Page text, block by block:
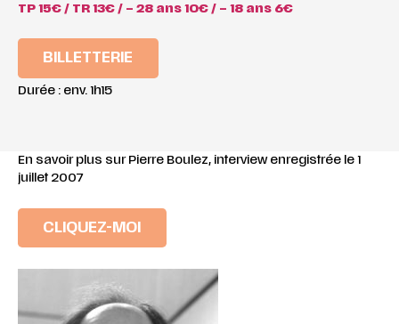
TP 15€ / TR 13€ / – 28 ans 10€ / – 18 ans 6€
BILLETTERIE
Durée : env. 1h15
En savoir plus sur Pierre Boulez, interview enregistrée le 1
juillet 2007
CLIQUEZ-MOI